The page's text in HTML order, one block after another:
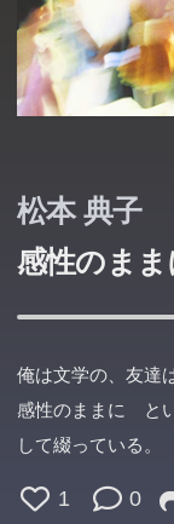
この本のあらすじ
ます。
松本 典子
感性のまま
俺は文学の、友達
感性のままに と
して綴っている。
1 0
“ひかり66号”に
ンの実力者だっ
という巨大な利
いた。犯人はラ
いつけない“こ
ちふさがる。独
記念碑的傑作。